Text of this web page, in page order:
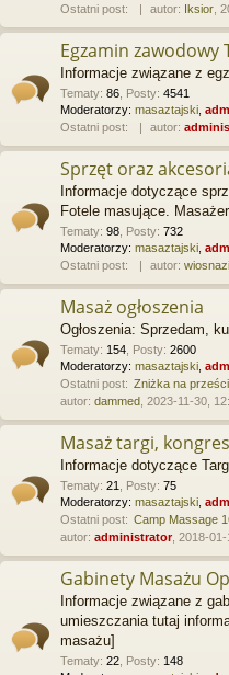
Ostatni post:
autor: Iksior ,
Egzamin zawodowy
Informacje związane z
Tematy: 86 Posty: 4541
Moderatorzy: masaztajski
Ostatni post:
autor:
Sprzęt oraz
Informacje dotyczące
Fotele masujące.
Tematy: 98 Posty: 732
Moderatorzy: masaztajski
Ostatni post:
autor:
Masaż ogłoszenia
Ogłoszenia: Sprzedam,
Tematy: 154 Posty: 2600
Moderatorzy: masaztajski
Ostatni post: Zniżka na
autor: dammed , 2023-11-30,
Masaż targi,
Informacje dotyczące
Tematy: 21 Posty: 75
Moderatorzy: masaztajski
Ostatni post: Camp Massage
autor: administrator, 2018-
Gabinety Masażu
Informacje związane z
umieszczania tutaj
masażu]
Tematy: 22 Posty: 148